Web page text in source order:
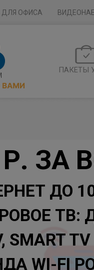
ДЛЯ ОФИСА
ПАКЕТЫ
ЗА
ДО
ТВ:
SMART TV
WI-FI